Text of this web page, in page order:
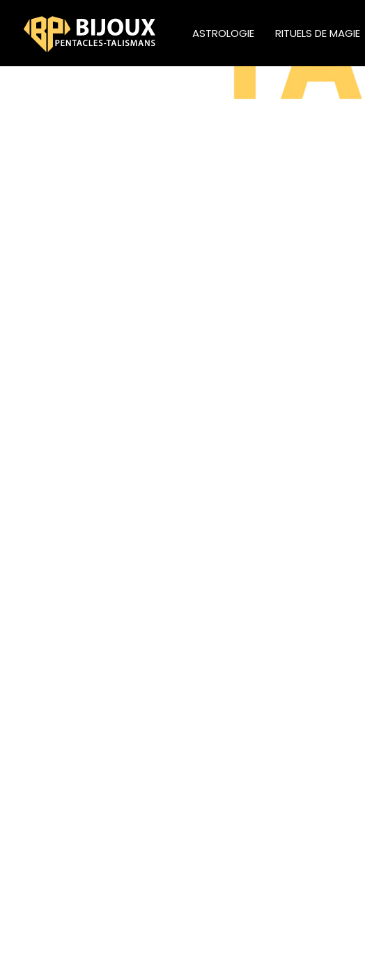
ASTROLOGIE RITUELS DE MAGIE